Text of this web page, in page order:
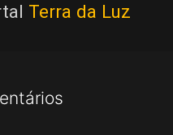
Terra da Luz